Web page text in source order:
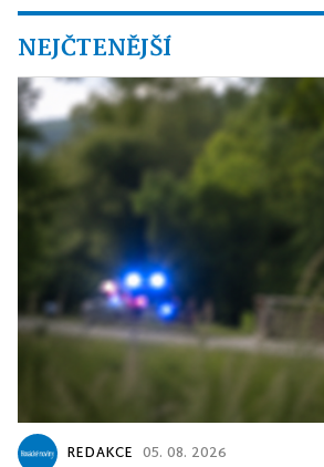
NEJČTENĚJŠÍ
REDAKCE 05. 08. 2026